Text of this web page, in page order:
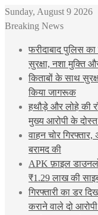
Sunday, August 9 2026
Breaking News
फरीदाबाद पुलिस का
सुरक्षा, नशा मुक्ति
किताबों के साथ
किया जागरूक
हथौड़े और लोहे की
मुख्य आरोपी के
वाहन चोर
बरामद की
APK फ़ाइल
₹1.29 लाख की
गिरफ्तारी का डर
कराने वाले दो आरोपी